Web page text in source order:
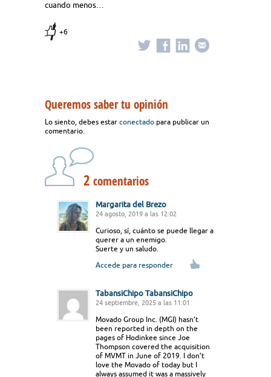
cuando menos…
+6
Queremos saber tu opinión
Lo siento, debes estar conectado para publicar un
comentario.
2 comentarios
Margarita del Brezo
24 agosto, 2019 a las 12:02
Curioso, sí, cuánto se puede llegar a
querer a un enemigo.
Suerte y un saludo.
Accede para responder
TabansiChipo TabansiChipo
24 septiembre, 2025 a las 11:01
Movado Group Inc. (MGI) hasn’t
been reported in depth on the
pages of Hodinkee since Joe
Thompson covered the acquisition
of MVMT in June of 2019. I don’t
love the Movado of today but I
always assumed it was a massively